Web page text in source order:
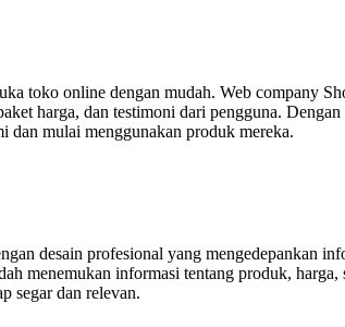
toko online dengan mudah. Web company
harga, dan testimoni dari pengguna.
dan mulai menggunakan produk mereka.
desain profesional yang mengedepankan
menemukan informasi tentang produk,
segar dan relevan.